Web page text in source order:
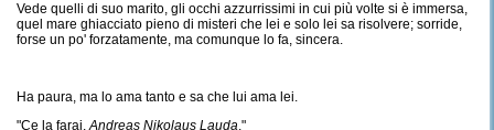
Vede quelli di suo marito, gli occhi azzurrissimi in cui più volte si è immersa,
quel mare ghiacciato pieno di misteri che lei e solo lei sa risolvere; sorride,
forse un po' forzatamente, ma comunque lo fa, sincera.
Ha paura, ma lo ama tanto e sa che lui ama lei.
"Ce la farai,Andreas Nikolaus Lauda."